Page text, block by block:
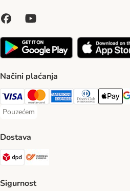
Načini plaćanja
Visa Payment Method
MasterCard Payment Method
American Express
Diners ClubPayment
Pouzećem
Pouzećem Payment Method
Dostava
DPD Shipping Method
Sigurnost